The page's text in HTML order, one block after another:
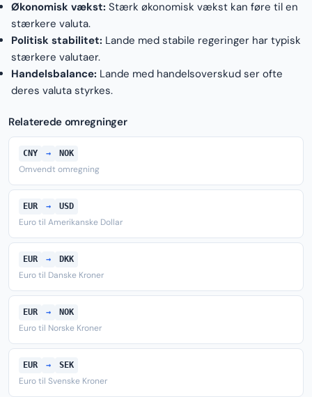
Økonomisk vækst: Stærk økonomisk vækst kan føre til en
stærkere valuta.
Politisk stabilitet: Lande med stabile regeringer har typisk
stærkere valutaer.
Handelsbalance: Lande med handelsoverskud ser ofte
deres valuta styrkes.
Relaterede omregninger
CNY → NOK
Omvendt omregning
EUR → USD
Euro til Amerikanske Dollar
EUR → DKK
Euro til Danske Kroner
EUR → NOK
Euro til Norske Kroner
EUR → SEK
Euro til Svenske Kroner